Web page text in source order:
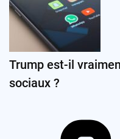
Trump est-il
sociaux ?